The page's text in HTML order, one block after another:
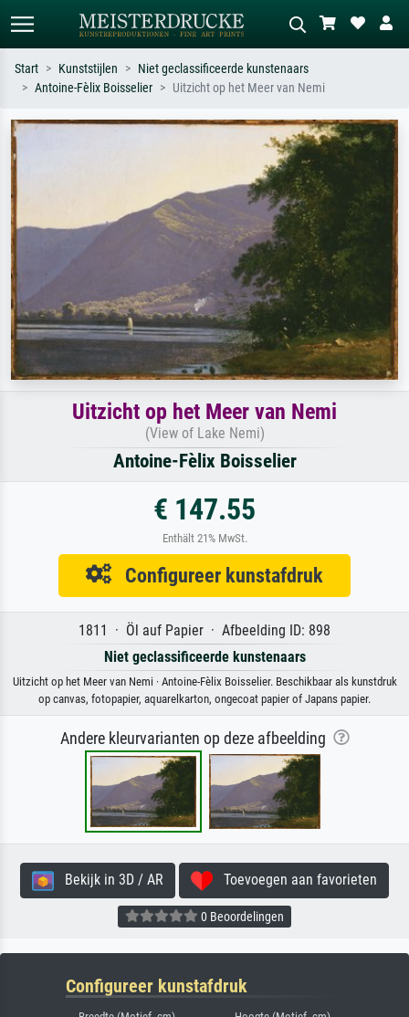
Beschrijf de scène – bijv. groene
weide, abstract met veel rood, donker
olieverfschilderij, staand naakt naast
een boom.
Start Kunststijlen
Niet geclassificeerde kunstenaars
Antoine-Fèlix Boisselier
Uitzicht op het Meer van Nemi
Uitzicht op het Meer van Nemi
(View of Lake Nemi)
Antoine-Fèlix Boisselier
€ 147.55
Enthält 21% MwSt.
Configureer kunstafdruk
1811 · Öl auf Papier · Afbeelding ID: 898
Niet geclassificeerde kunstenaars
Uitzicht op het Meer van Nemi · Antoine-Fèlix Boisselier. Beschikbaar als kunstdruk
op canvas, fotopapier, aquarelkarton, ongecoat papier of Japans papier.
Andere kleurvarianten op deze afbeelding
Bekijk in 3D / AR Toevoegen aan favorieten
0 Beoordelingen
Configureer kunstafdruk